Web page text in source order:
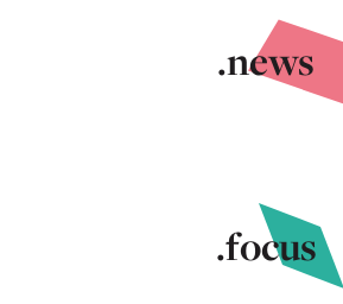
.news
.focus